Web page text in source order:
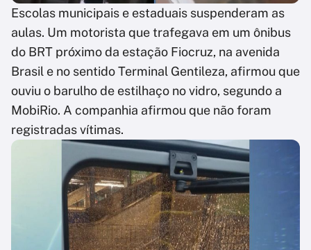
Escolas municipais e estaduais suspenderam as
aulas. Um motorista que trafegava em um ônibus
do BRT próximo da estação Fiocruz, na avenida
Brasil e no sentido Terminal Gentileza, afirmou que
ouviu o barulho de estilhaço no vidro, segundo a
MobiRio. A companhia afirmou que não foram
registradas vítimas.